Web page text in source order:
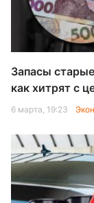
Запасы
как хитрят с
6 марта, 19:23